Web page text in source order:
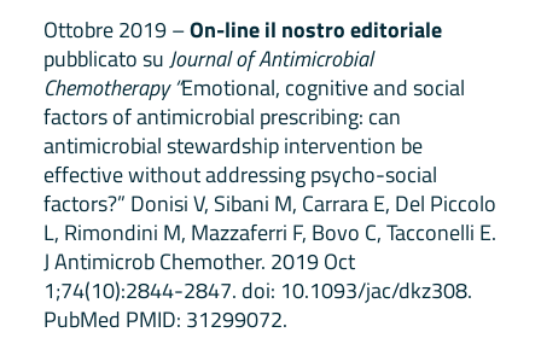
Ottobre 2019 –On-line il nostro editoriale
pubblicato suJournal of Antimicrobial
Chemotherapy “Emotional, cognitive and social
factors of antimicrobial prescribing: can
antimicrobial stewardship intervention be
effective without addressing psycho-social
factors?” Donisi V, Sibani M, Carrara E, Del Piccolo
L, Rimondini M, Mazzaferri F, Bovo C, Tacconelli E.
J Antimicrob Chemother. 2019 Oct
1;74(10):2844-2847. doi: 10.1093/jac/dkz308.
PubMed PMID: 31299072.